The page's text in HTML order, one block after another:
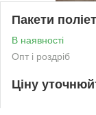
Пакети
В наявності
Опт і роздріб
Ціну